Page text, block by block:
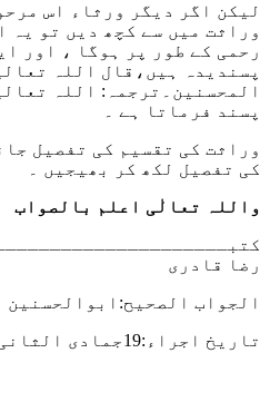
لیکن اگر دیگر ورثاء اس
وراثت میں سے کچھ دیں تو یہ
رحمی کے طور پر ہوگا ، اور
پسندیدہ ہیں، قال اللہ
المحسنین ۔ترجمہ: اللہ
پسند فرماتا ہے ۔
وراثت کی تقسیم کی تفصیل
کی تفصیل لکھ کر بھیجیں ۔
واللہ تعالٰی اعلم بالصواب
رضا قادری
الجواب
تاریخ اجراء:19جمادی الثانی 1442 ھ/01 فروری 2021 ء